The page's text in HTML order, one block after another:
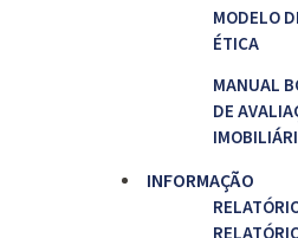
MODELO
ÉTICA
MANUAL
DE
INFORMAÇÃO